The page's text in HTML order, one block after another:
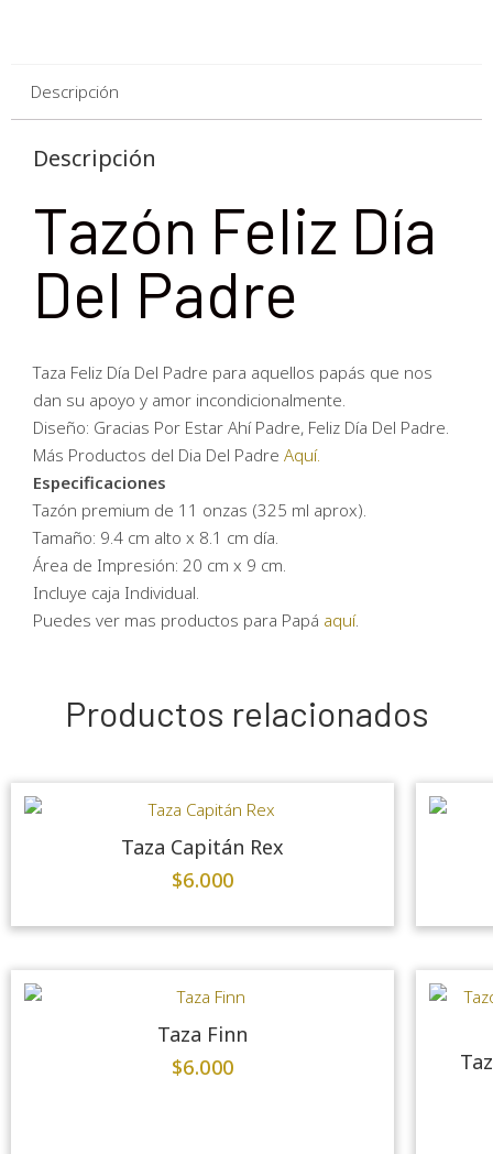
Descripción
Descripción
Tazón Feliz Día
Del Padre
Taza Feliz Día Del Padre para aquellos papás que nos
dan su apoyo y amor incondicionalmente.
Diseño: Gracias Por Estar Ahí Padre, Feliz Día Del Padre.
Más Productos del Dia Del Padre Aquí.
Especificaciones
Tazón premium de 11 onzas (325 ml aprox).
Tamaño: 9.4 cm alto x 8.1 cm día.
Área de Impresión: 20 cm x 9 cm.
Incluye caja Individual.
Puedes ver mas productos para Papá aquí.
Productos relacionados
Taza Capitán Rex
$6.000
Taza Finn
$6.000